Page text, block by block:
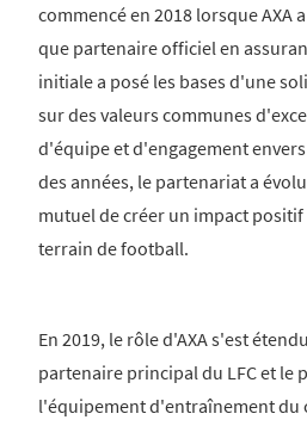
commencé en 2018 lorsque AXA
que partenaire officiel en
initiale a posé les bases d'une
sur des valeurs communes
d'équipe et d'engagement
des années, le partenariat a
mutuel de créer un impact
terrain de football.
En 2019, le rôle d'AXA s'est
partenaire principal du LFC et le
l'équipement d'entraînement du